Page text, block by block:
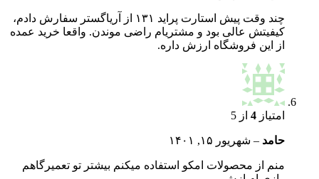
چند وقت پیش استارت پراید ۱۳۱ از آریاگستر سفارش دادم،
کیفیتش عالی بود و مشتریام راضی موندن. واقعا خرید عمده
از این فروشگاه ارزش داره.
امتیاز 4 از 5
حامد – شهریور ۱۵, ۱۴۰۱
منم از محصولات امکو استفاده میکنم بیشتر تو تعمیرگاهم